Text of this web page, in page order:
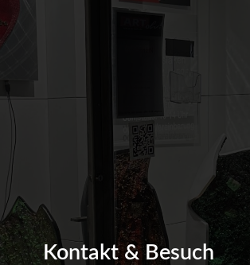
Kontakt & Besuch